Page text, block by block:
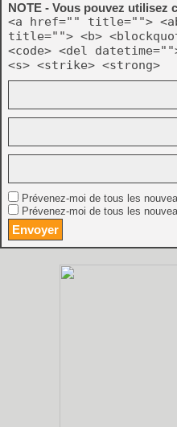
NOTE - Vous pouvez utilisez
<a href="" title="">
title=""> <b>
<code> <del
<s> <strike> <strong>
Prévenez-moi de tous les
Prévenez-moi de tous les